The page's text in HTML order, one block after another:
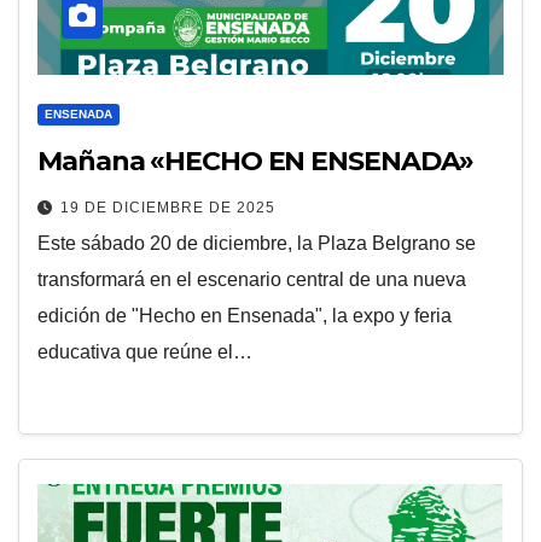
ENSENADA
Mañana «HECHO EN ENSENADA»
19 DE DICIEMBRE DE 2025
Este sábado 20 de diciembre, la Plaza Belgrano se
transformará en el escenario central de una nueva
edición de "Hecho en Ensenada", la expo y feria
educativa que reúne el…